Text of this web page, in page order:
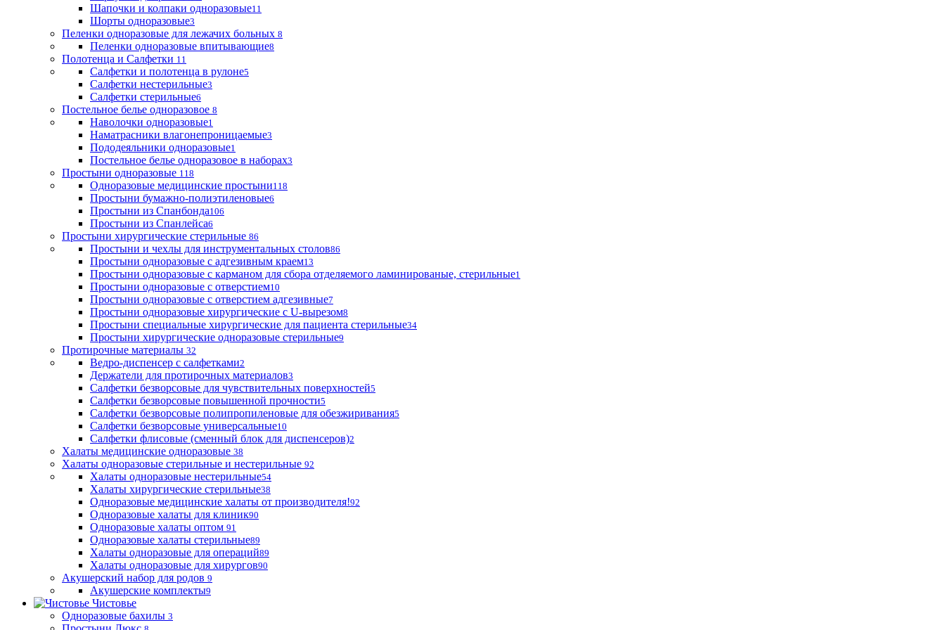
Шапочки и колпаки одноразовые11
Шорты одноразовые3
Пеленки одноразовые для лежачих больных 8
Пеленки одноразовые впитывающие8
Полотенца и Салфетки 11
Салфетки и полотенца в рулоне5
Салфетки нестерильные3
Салфетки стерильные6
Постельное белье одноразовое 8
Наволочки одноразовые1
Наматрасники влагонепроницаемые3
Пододеяльники одноразовые1
Постельное белье одноразовое в наборах3
Простыни одноразовые 118
Одноразовые медицинские простыни118
Простыни бумажно-полиэтиленовые6
Простыни из Спанбонда106
Простыни из Спанлейса6
Простыни хирургические стерильные 86
Простыни и чехлы для инструментальных столов86
Простыни одноразовые с адгезивным краем13
Простыни одноразовые с карманом для сбора отделяемого ламинированые, стерильные1
Простыни одноразовые с отверстием10
Простыни одноразовые с отверстием адгезивные7
Простыни одноразовые хирургические с U-вырезом8
Простыни специальные хирургические для пациента стерильные34
Простыни хирургические одноразовые стерильные9
Протирочные материалы 32
Ведро-диспенсер с салфетками2
Держатели для протирочных материалов3
Салфетки безворсовые для чувствительных поверхностей5
Салфетки безворсовые повышенной прочности5
Салфетки безворсовые полипропиленовые для обезжиривания5
Салфетки безворсовые универсальные10
Салфетки флисовые (сменный блок для диспенсеров)2
Халаты медицинские одноразовые 38
Халаты одноразовые стерильные и нестерильные 92
Халаты одноразовые нестерильные54
Халаты хирургические стерильные38
Одноразовые медицинские халаты от производителя!92
Одноразовые халаты для клиник90
Одноразовые халаты оптом 91
Одноразовые халаты стерильные89
Халаты одноразовые для операций89
Халаты одноразовые для хирургов90
Акушерский набор для родов 9
Акушерские комплекты9
Чистовье
Одноразовые бахилы 3